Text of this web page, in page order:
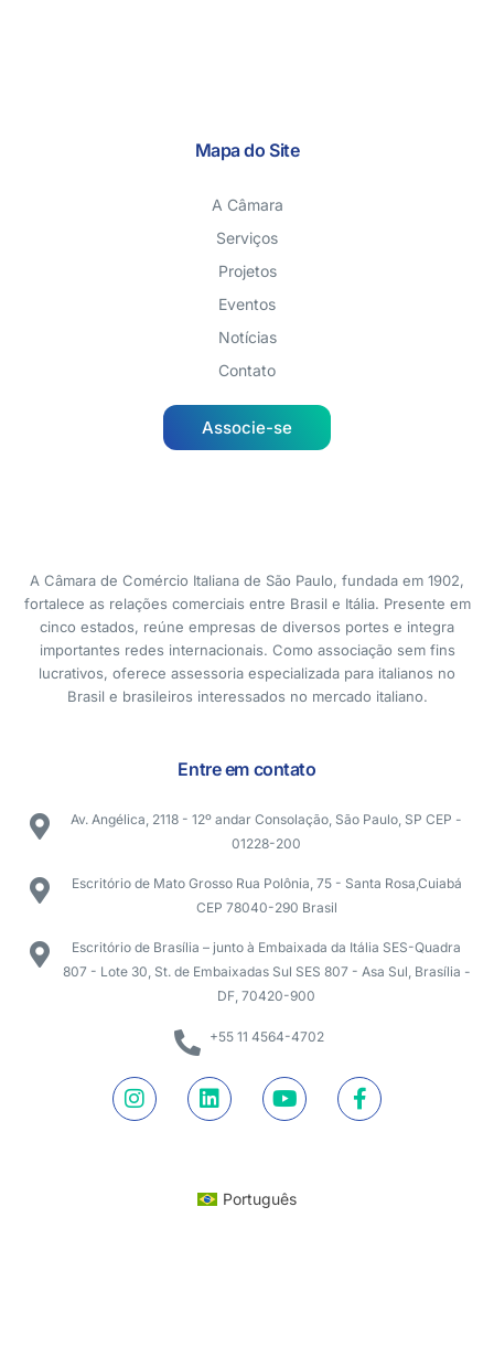
Mapa do Site
A Câmara
Serviços
Projetos
Eventos
Notícias
Contato
Associe-se
A Câmara de Comércio Italiana de São Paulo, fundada em 1902,
fortalece as relações comerciais entre Brasil e Itália. Presente em
cinco estados, reúne empresas de diversos portes e integra
importantes redes internacionais. Como associação sem fins
lucrativos, oferece assessoria especializada para italianos no
Brasil e brasileiros interessados no mercado italiano.
Entre em contato
Av. Angélica, 2118 - 12º andar Consolação, São Paulo, SP CEP -
01228-200
Escritório de Mato Grosso Rua Polônia, 75 - Santa Rosa,Cuiabá
CEP 78040-290 Brasil
Escritório de Brasília – junto à Embaixada da Itália SES-Quadra
807 - Lote 30, St. de Embaixadas Sul SES 807 - Asa Sul, Brasília -
DF, 70420-900
+55 11 4564-4702
Português